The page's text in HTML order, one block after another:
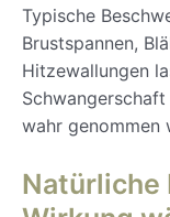
Typische
Brustspannen,
Hitzewallungen
wahr genommen
Natürliche